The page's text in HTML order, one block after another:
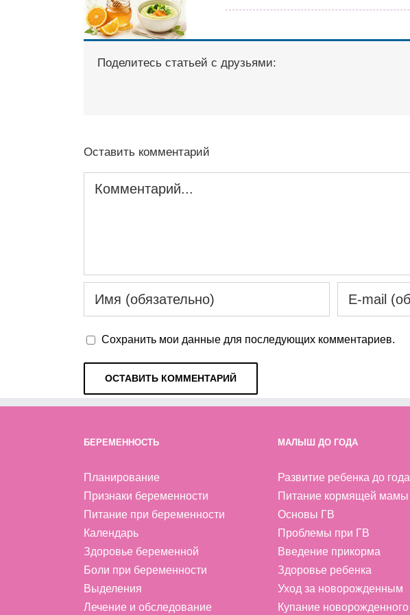
Поделитесь статьей с друзьями:
Оставить комментарий
Сохранить мои данные для последующих комментариев.
БЕРЕМЕННОСТЬ
Планирование
Признаки беременности
Питание при беременности
Календарь
Здоровье беременной
Боли при беременности
Выделения
Лечение и обследование
МАЛЫШ ДО ГОДА
Развитие ребенка до года
Питание кормящей мамы
Основы ГВ
Проблемы при ГВ
Введение прикорма
Здоровье ребенка
Уход за новорожденным
Купание новорожденного